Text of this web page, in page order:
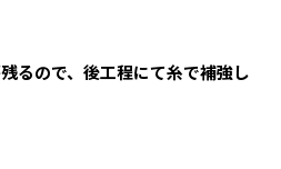
るので、後工程にて糸で補強し